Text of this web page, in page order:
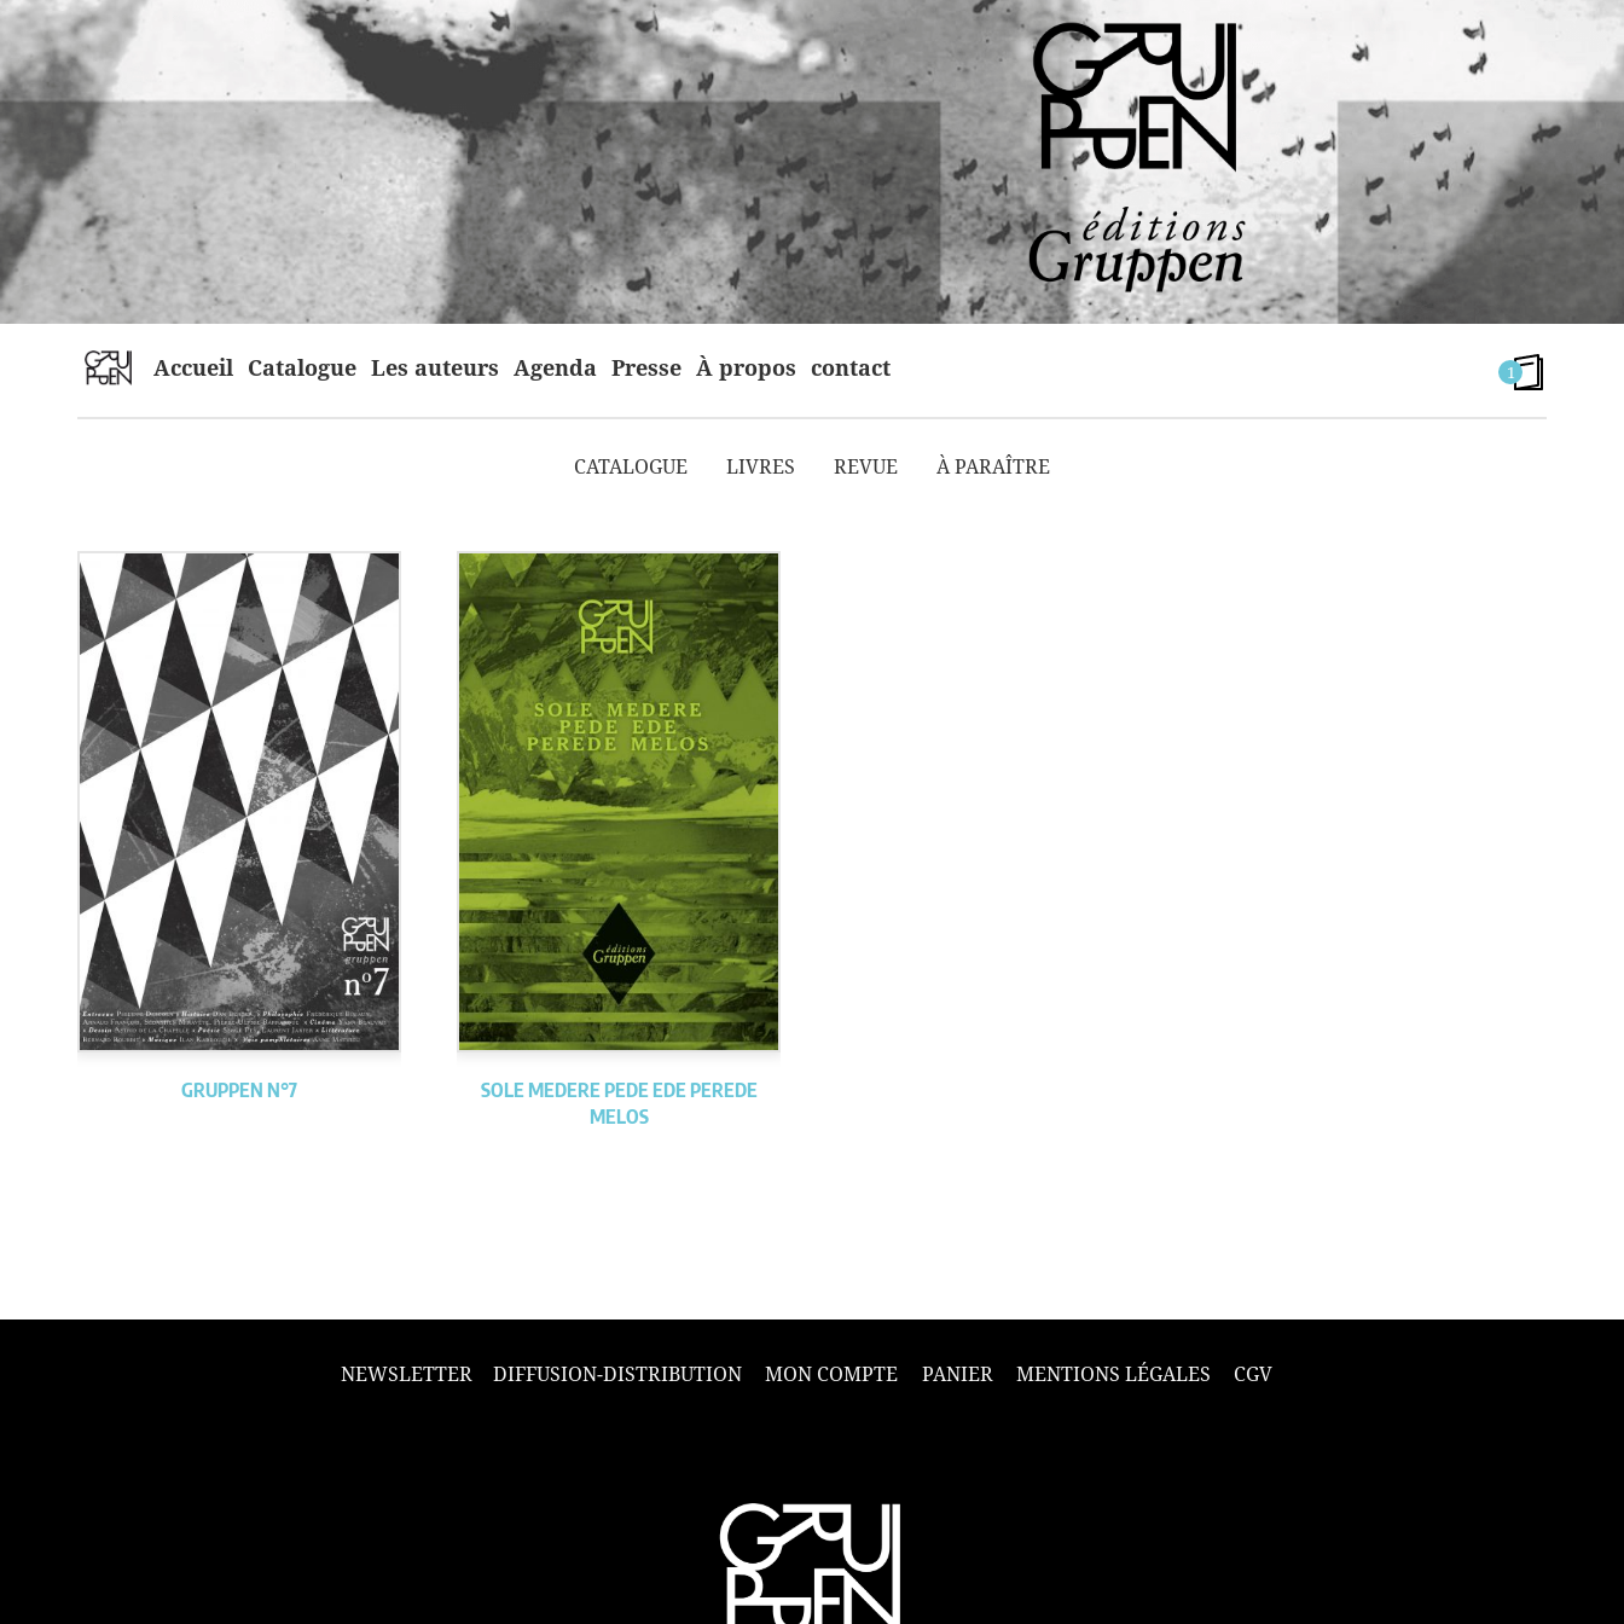
home Accueil Catalogue Les auteurs Agenda Presse À propos contact 1
CATALOGUE
LIVRES REVUE À PARAÎTRE
GRUPPEN N°7
SOLE MEDERE PEDE EDE PEREDE
MELOS
NEWSLETTER DIFFUSION-DISTRIBUTION MON COMPTE PANIER MENTIONS LÉGALES CGV